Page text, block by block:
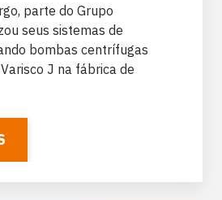
parte do Grupo
seus sistemas de
bombas centrífugas
J na fábrica de